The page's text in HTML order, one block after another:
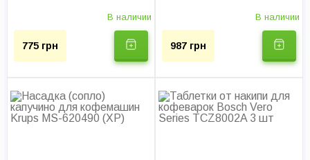
Гарантия на услуги, мес: до 12
В наличии
775 грн
В наличии
987 грн